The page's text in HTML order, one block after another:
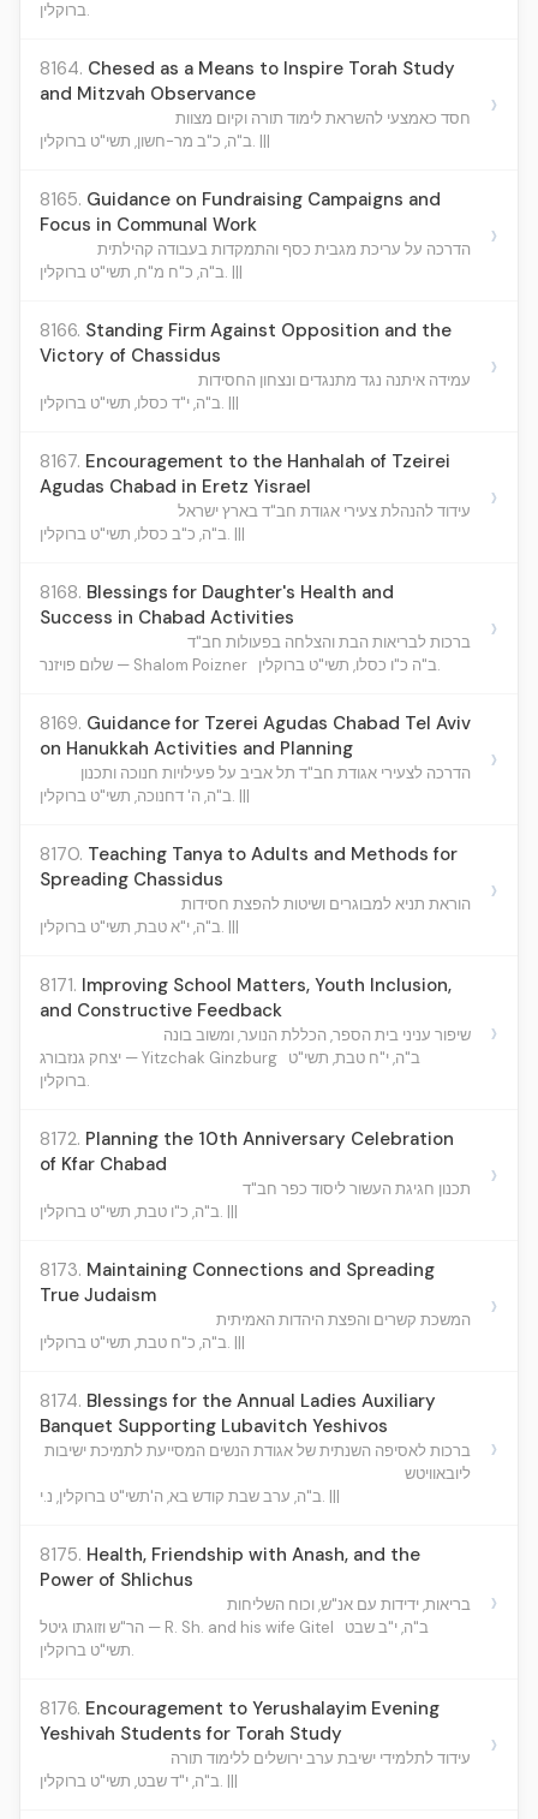
ברוקלין.
8164. Chesed as a Means to Inspire Torah Study
and Mitzvah Observance
חסד כאמצעי להשראת לימוד תורה וקיום מצוות
ב"ה, כ"ב מר-חשון, תשי"ט ברוקלין. |||
›
8165. Guidance on Fundraising Campaigns and
Focus in Communal Work
הדרכה על עריכת מגבית כסף והתמקדות בעבודה קהילתית
ב"ה, כ"ח מ"ח, תשי"ט ברוקלין. |||
›
8166. Standing Firm Against Opposition and the
Victory of Chassidus
עמידה איתנה נגד מתנגדים ונצחון החסידות
ב"ה, י"ד כסלו, תשי"ט ברוקלין. |||
›
8167. Encouragement to the Hanhalah of Tzeirei
Agudas Chabad in Eretz Yisrael
עידוד להנהלת צעירי אגודת חב"ד בארץ ישראל
ב"ה, כ"ב כסלו, תשי"ט ברוקלין. |||
›
8168. Blessings for Daughter's Health and
Success in Chabad Activities
ברכות לבריאות הבת והצלחה בפעולות חב"ד
שלום פויזנר — Shalom Poizner
ב"ה כ"ו כסלו, תשי"ט ברוקלין.
›
8169. Guidance for Tzerei Agudas Chabad Tel Aviv
on Hanukkah Activities and Planning
הדרכה לצעירי אגודת חב"ד תל אביב על פעילויות חנוכה ותכנון
ב"ה, ה' דחנוכה, תשי"ט ברוקלין. |||
›
8170. Teaching Tanya to Adults and Methods for
Spreading Chassidus
הוראת תניא למבוגרים ושיטות להפצת חסידות
ב"ה, י"א טבת, תשי"ט ברוקלין. |||
›
8171. Improving School Matters, Youth Inclusion,
and Constructive Feedback
שיפור עניני בית הספר, הכללת הנוער, ומשוב בונה
יצחק גנזבורג — Yitzchak Ginzburg ב"ה, י"ח טבת, תשי"ט
ברוקלין.
›
8172. Planning the 10th Anniversary Celebration
of Kfar Chabad
תכנון חגיגת העשור ליסוד כפר חב"ד
ב"ה, כ"ו טבת, תשי"ט ברוקלין. |||
›
8173. Maintaining Connections and Spreading
True Judaism
המשכת קשרים והפצת היהדות האמיתית
ב"ה, כ"ח טבת, תשי"ט ברוקלין. |||
›
8174. Blessings for the Annual Ladies Auxiliary
Banquet Supporting Lubavitch Yeshivos
ברכות לאסיפה השנתית של אגודת הנשים המסייעת לתמיכת ישיבות
ליובאוויטש
ב"ה, ערב שבת קודש בא, ה'תשי"ט ברוקלין, נ.י. |||
›
8175. Health, Friendship with Anash, and the
Power of Shlichus
בריאות, ידידות עם אנ"ש, וכוח השליחות
הר"ש וזוגתו גיטל — R. Sh. and his wife Gitel
ב"ה, י"ב שבט
תשי"ט ברוקלין.
›
8176. Encouragement to Yerushalayim Evening
Yeshivah Students for Torah Study
עידוד לתלמידי ישיבת ערב ירושלים ללימוד תורה
ב"ה, י"ד שבט, תשי"ט ברוקלין. |||
›